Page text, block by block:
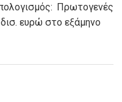
Πρωτογενές
ευρώ στο εξάμηνο